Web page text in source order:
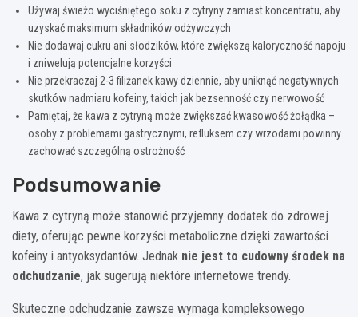
Używaj świeżo wyciśniętego soku z cytryny zamiast koncentratu, aby
uzyskać maksimum składników odżywczych
Nie dodawaj cukru ani słodzików, które zwiększą kaloryczność napoju
i zniwelują potencjalne korzyści
Nie przekraczaj 2-3 filiżanek kawy dziennie, aby uniknąć negatywnych
skutków nadmiaru kofeiny, takich jak bezsenność czy nerwowość
Pamiętaj, że kawa z cytryną może zwiększać kwasowość żołądka –
osoby z problemami gastrycznymi, refluksem czy wrzodami powinny
zachować szczególną ostrożność
Podsumowanie
Kawa z cytryną może stanowić przyjemny dodatek do zdrowej
diety, oferując pewne korzyści metaboliczne dzięki zawartości
kofeiny i antyoksydantów. Jednak nie jest to cudowny środek na
odchudzanie, jak sugerują niektóre internetowe trendy.
Skuteczne odchudzanie zawsze wymaga kompleksowego